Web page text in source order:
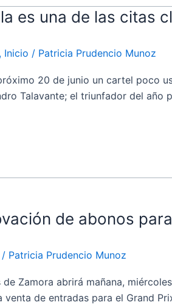
es una de las citas
, Inicio / Patricia Prudencio Munoz
20 de junio un cartel poco
Talavante; el triunfador del
de abonos
/ Patricia Prudencio Munoz
de Zamora abrirá mañana,
de entradas para el Grand